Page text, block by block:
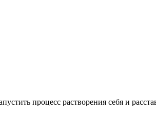
процесс растворения себя и